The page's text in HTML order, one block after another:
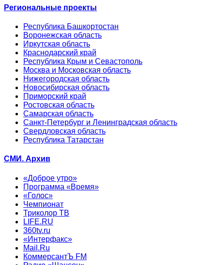
Региональные проекты
Республика Башкортостан
Воронежская область
Иркутская область
Краснодарский край
Республика Крым и Севастополь
Москва и Московская область
Нижегородская область
Новосибирская область
Приморский край
Ростовская область
Самарская область
Санкт-Петербург и Ленинградская область
Свердловская область
Республика Татарстан
СМИ. Архив
«Доброе утро»
Программа «Время»
«Голос»
Чемпионат
Триколор ТВ
LIFE.RU
360tv.ru
«Интерфакс»
Mail.Ru
КоммерсантЪ FM